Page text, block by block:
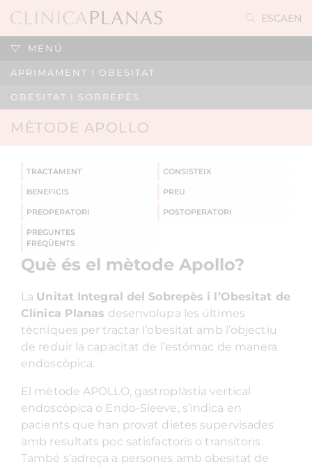
ESCAEN
MENÚ
APRIMAMENT I OBESITAT
OBESITAT I SOBREPÈS
MÈTODE APOLLO
TRACTAMENT CONSISTEIX
BENEFICIS PREU
PREOPERATORI POSTOPERATORI
PREGUNTES
FREQÜENTS
Què és el mètode Apollo?
La Unitat Integral del Sobrepès i l’Obesitat de
Clínica Planas desenvolupa les últimes
tècniques per tractar l’obesitat amb l’objectiu
de reduir la capacitat de l’estómac de manera
endoscòpica.
El mètode APOLLO, gastroplàstia vertical
endoscòpica o Endo-Sleeve, s’indica en
pacients que han provat dietes supervisades
amb resultats poc satisfactoris o transitoris.
També s’adreça a persones amb obesitat de